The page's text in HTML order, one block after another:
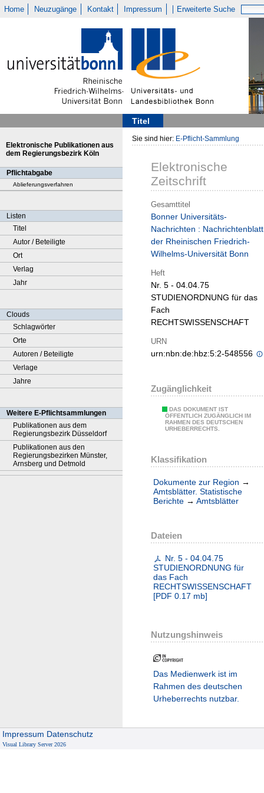
Home Neuzugänge Kontakt Impressum Erweiterte Suche
Titel
Elektronische Publikationen aus
dem Regierungsbezirk Köln
Pflichtabgabe
Ablieferungsverfahren
Listen
Titel
Autor / Beteiligte
Ort
Verlag
Jahr
Clouds
Schlagwörter
Orte
Autoren / Beteiligte
Verlage
Jahre
Weitere E-Pflichtsammlungen
Publikationen aus dem
Regierungsbezirk Düsseldorf
Publikationen aus den
Regierungsbezirken Münster,
Arnsberg und Detmold
Sie sind hier: E-Pflicht-Sammlung
Elektronische
Zeitschrift
Gesamttitel
Bonner Universitäts-
Nachrichten : Nachrichtenblatt
der Rheinischen Friedrich-
Wilhelms-Universität Bonn
Heft
Nr. 5 - 04.04.75
STUDIENORDNUNG für das
Fach
RECHTSWISSENSCHAFT
URN
urn:nbn:de:hbz:5:2-548556
Zugänglichkeit
DAS DOKUMENT IST
ÖFFENTLICH ZUGÄNGLICH IM
RAHMEN DES DEUTSCHEN
URHEBERRECHTS.
Klassifikation
Dokumente zur Region →
Amtsblätter. Statistische
Berichte → Amtsblätter
Dateien
Nr. 5 - 04.04.75
STUDIENORDNUNG für
das Fach
RECHTSWISSENSCHAFT
[PDF 0.17 mb]
Nutzungshinweis
Das Medienwerk ist im
Rahmen des deutschen
Urheberrechts nutzbar.
Impressum Datenschutz
Visual Library Server 2026